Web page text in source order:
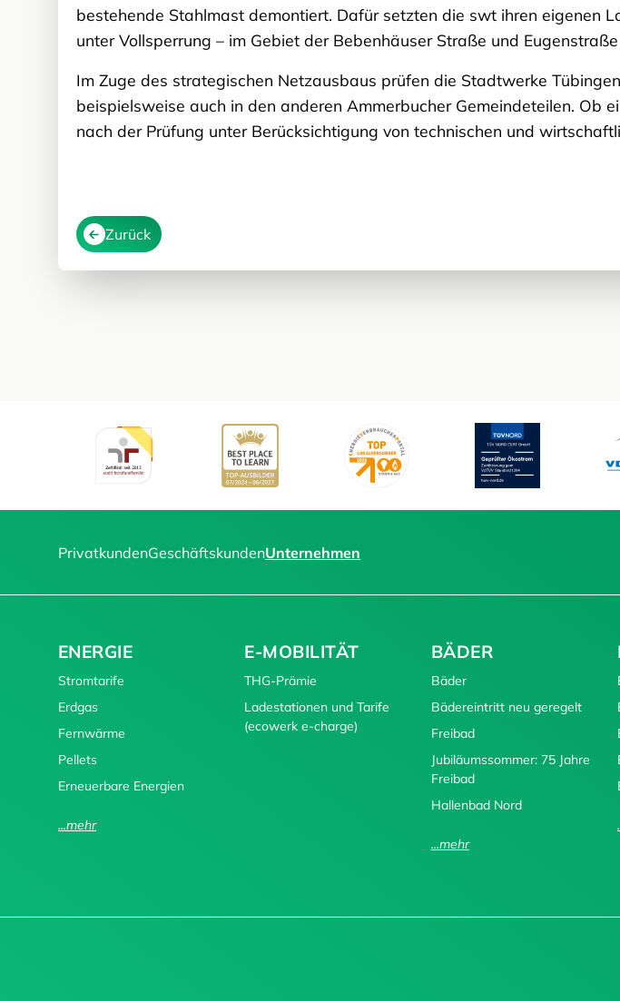
bestehende Stahlmast demontiert. Dafür setzten die swt ihren eigenen
unter Vollsperrung – im Gebiet der Bebenhäuser Straße und
Im Zuge des strategischen Netzausbaus prüfen die Stadtwerke
beispielsweise auch in den anderen Ammerbucher Gemeindeteilen. Ob
nach der Prüfung unter Berücksichtigung von technischen und
Zurück
PrivatkundenGeschäftskundenUnternehmen
ENERGIE
Stromtarife
Erdgas
Fernwärme
Pellets
Erneuerbare Energien
...mehr
E-MOBILITÄT
THG-Prämie
Ladestationen und Tarife
(ecowerk e-charge)
BÄDER
Bäder
Bädereintritt neu geregelt
Freibad
Jubiläumssommer: 75 Jahre
Freibad
Hallenbad Nord
...mehr